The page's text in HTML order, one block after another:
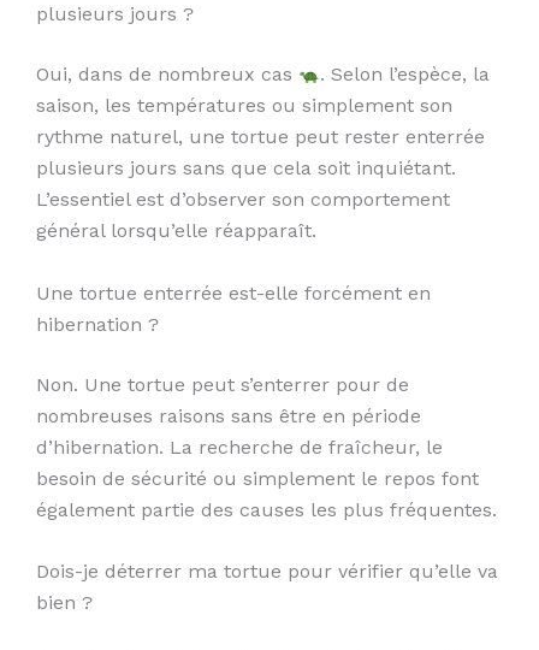
plusieurs jours ?
Oui, dans de nombreux cas
. Selon l’espèce, la
saison, les températures ou simplement son
rythme naturel, une tortue peut rester enterrée
plusieurs jours sans que cela soit inquiétant.
L’essentiel est d’observer son comportement
général lorsqu’elle réapparaît.
Une tortue enterrée est-elle forcément en
hibernation ?
Non. Une tortue peut s’enterrer pour de
nombreuses raisons sans être en période
d’hibernation. La recherche de fraîcheur, le
besoin de sécurité ou simplement le repos font
également partie des causes les plus fréquentes.
Dois-je déterrer ma tortue pour vérifier qu’elle va
bien ?